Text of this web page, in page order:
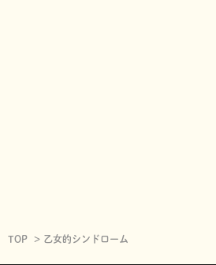
TOP 乙女的シンドローム